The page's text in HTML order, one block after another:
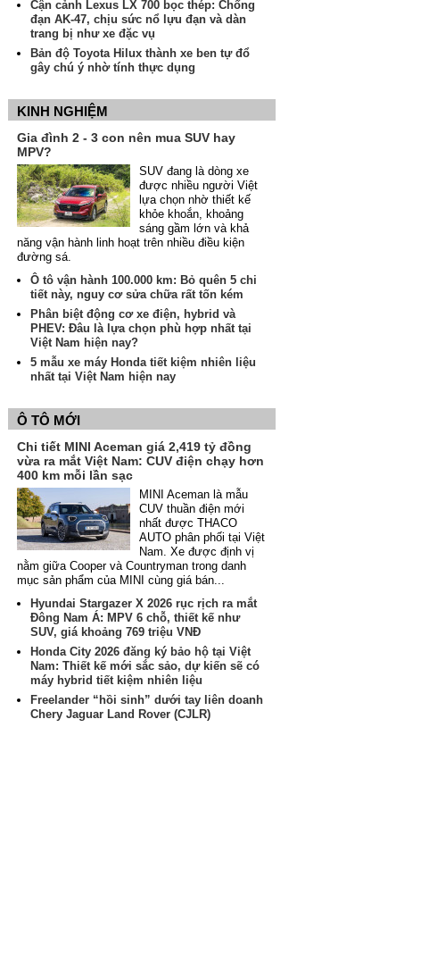
Cận cảnh Lexus LX 700 bọc thép: Chống
đạn AK-47, chịu sức nổ lựu đạn và dàn
trang bị như xe đặc vụ
Bản độ Toyota Hilux thành xe ben tự đổ
gây chú ý nhờ tính thực dụng
KINH NGHIỆM
Gia đình 2 - 3 con nên mua SUV hay
MPV?
SUV đang là dòng xe
được nhiều người Việt
lựa chọn nhờ thiết kế
khỏe khoắn, khoảng
sáng gầm lớn và khả
năng vận hành linh hoạt trên nhiều điều kiện
đường sá.
Ô tô vận hành 100.000 km: Bỏ quên 5 chi
tiết này, nguy cơ sửa chữa rất tốn kém
Phân biệt động cơ xe điện, hybrid và
PHEV: Đâu là lựa chọn phù hợp nhất tại
Việt Nam hiện nay?
5 mẫu xe máy Honda tiết kiệm nhiên liệu
nhất tại Việt Nam hiện nay
Ô TÔ MỚI
Chi tiết MINI Aceman giá 2,419 tỷ đồng
vừa ra mắt Việt Nam: CUV điện chạy hơn
400 km mỗi lần sạc
MINI Aceman là mẫu
CUV thuần điện mới
nhất được THACO
AUTO phân phối tại Việt
Nam. Xe được định vị
nằm giữa Cooper và Countryman trong danh
mục sản phẩm của MINI cùng giá bán...
Hyundai Stargazer X 2026 rục rịch ra mắt
Đông Nam Á: MPV 6 chỗ, thiết kế như
SUV, giá khoảng 769 triệu VNĐ
Honda City 2026 đăng ký bảo hộ tại Việt
Nam: Thiết kế mới sắc sảo, dự kiến sẽ có
máy hybrid tiết kiệm nhiên liệu
Freelander “hồi sinh” dưới tay liên doanh
Chery Jaguar Land Rover (CJLR)